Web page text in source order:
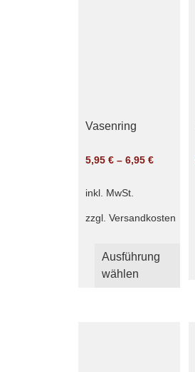
Vasenring
5,95 €– 6,95 €
inkl. MwSt.
zzgl. Versandkosten
Ausführung
wählen